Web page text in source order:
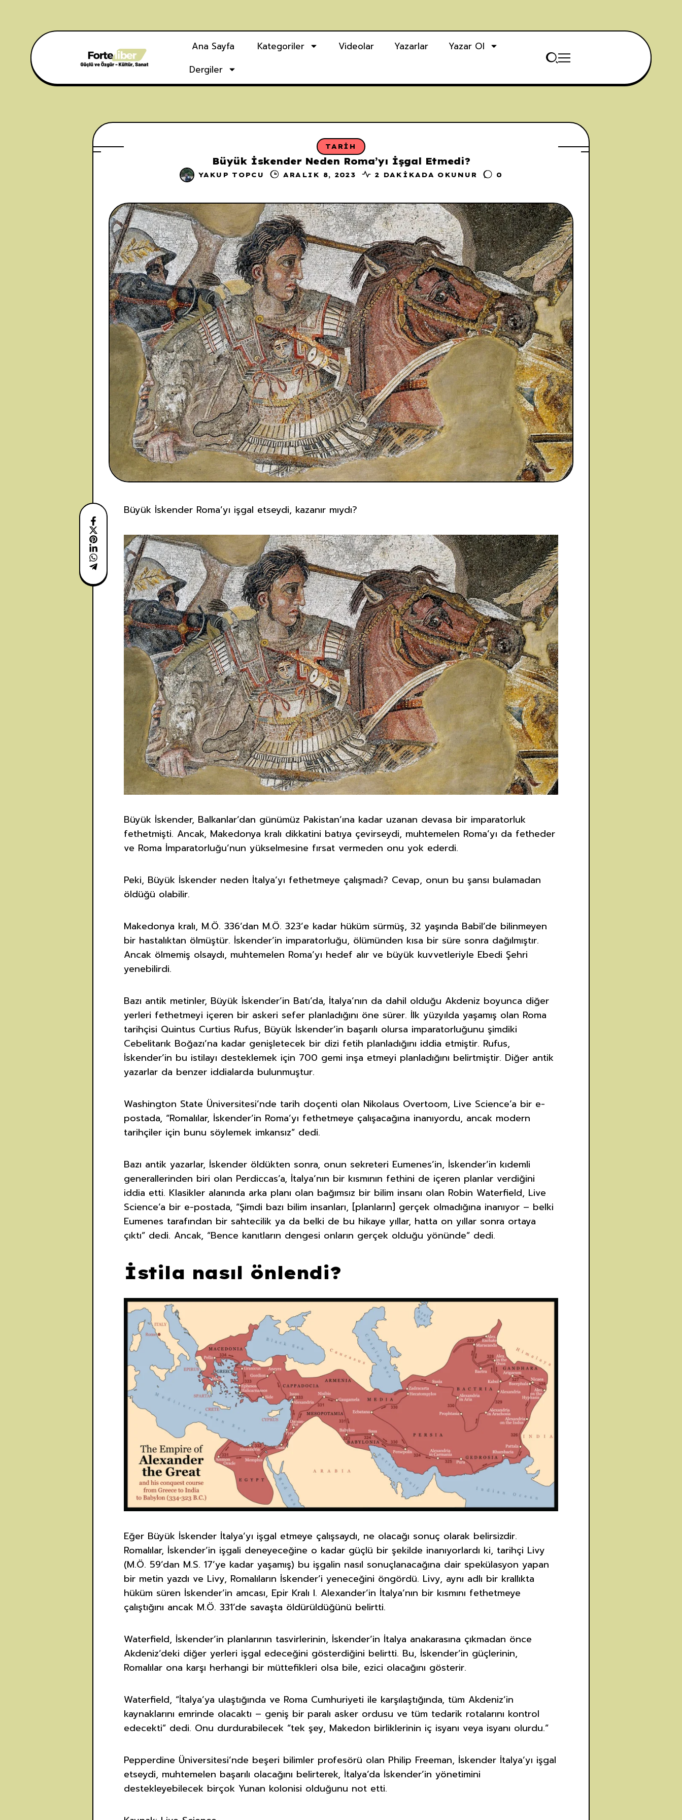
Ana Sayfa Kategoriler Videolar Yazarlar
Yazar Ol
Dergiler
TARIH
Büyük İskender Neden Roma’yı İşgal Etmedi?
YAKUP TOPCU ARALIK 8, 2023 2 DAKIKADA OKUNUR 0
Büyük İskender Roma’yı işgal etseydi, kazanır mıydı?
Büyük İskender, Balkanlar’dan günümüz Pakistan’ına kadar uzanan devasa bir imparatorluk
fethetmişti. Ancak, Makedonya kralı dikkatini batıya çevirseydi, muhtemelen Roma’yı da fetheder
ve Roma İmparatorluğu’nun yükselmesine fırsat vermeden onu yok ederdi.
Peki, Büyük İskender neden İtalya’yı fethetmeye çalışmadı? Cevap, onun bu şansı bulamadan
öldüğü olabilir.
Makedonya kralı, M.Ö. 336’dan M.Ö. 323’e kadar hüküm sürmüş, 32 yaşında Babil’de bilinmeyen
bir hastalıktan ölmüştür. İskender’in imparatorluğu, ölümünden kısa bir süre sonra dağılmıştır.
Ancak ölmemiş olsaydı, muhtemelen Roma’yı hedef alır ve büyük kuvvetleriyle Ebedi Şehri
yenebilirdi.
Bazı antik metinler, Büyük İskender’in Batı’da, İtalya’nın da dahil olduğu Akdeniz boyunca diğer
yerleri fethetmeyi içeren bir askeri sefer planladığını öne sürer. İlk yüzyılda yaşamış olan Roma
tarihçisi Quintus Curtius Rufus, Büyük İskender’in başarılı olursa imparatorluğunu şimdiki
Cebelitarık Boğazı’na kadar genişletecek bir dizi fetih planladığını iddia etmiştir. Rufus,
İskender’in bu istilayı desteklemek için 700 gemi inşa etmeyi planladığını belirtmiştir. Diğer antik
yazarlar da benzer iddialarda bulunmuştur.
Washington State Üniversitesi’nde tarih doçenti olan Nikolaus Overtoom, Live Science’a bir e-
postada, “Romalılar, İskender’in Roma’yı fethetmeye çalışacağına inanıyordu, ancak modern
tarihçiler için bunu söylemek imkansız” dedi.
Bazı antik yazarlar, İskender öldükten sonra, onun sekreteri Eumenes’in, İskender’in kıdemli
generallerinden biri olan Perdiccas’a, İtalya’nın bir kısmının fethini de içeren planlar verdiğini
iddia etti. Klasikler alanında arka planı olan bağımsız bir bilim insanı olan Robin Waterfield, Live
Science’a bir e-postada, “Şimdi bazı bilim insanları, [planların] gerçek olmadığına inanıyor – belki
Eumenes tarafından bir sahtecilik ya da belki de bu hikaye yıllar, hatta on yıllar sonra ortaya
çıktı” dedi. Ancak, “Bence kanıtların dengesi onların gerçek olduğu yönünde” dedi.
İstila nasıl önlendi?
Eğer Büyük İskender İtalya’yı işgal etmeye çalışsaydı, ne olacağı sonuç olarak belirsizdir.
Romalılar, İskender’in işgali deneyeceğine o kadar güçlü bir şekilde inanıyorlardı ki, tarihçi Livy
(M.Ö. 59’dan M.S. 17’ye kadar yaşamış) bu işgalin nasıl sonuçlanacağına dair spekülasyon yapan
bir metin yazdı ve Livy, Romalıların İskender’i yeneceğini öngördü. Livy, aynı adlı bir krallıkta
hüküm süren İskender’in amcası, Epir Kralı I. Alexander’in İtalya’nın bir kısmını fethetmeye
çalıştığını ancak M.Ö. 331’de savaşta öldürüldüğünü belirtti.
Waterfield, İskender’in planlarının tasvirlerinin, İskender’in İtalya anakarasına çıkmadan önce
Akdeniz’deki diğer yerleri işgal edeceğini gösterdiğini belirtti. Bu, İskender’in güçlerinin,
Romalılar ona karşı herhangi bir müttefikleri olsa bile, ezici olacağını gösterir.
Waterfield, “İtalya’ya ulaştığında ve Roma Cumhuriyeti ile karşılaştığında, tüm Akdeniz’in
kaynaklarını emrinde olacaktı – geniş bir paralı asker ordusu ve tüm tedarik rotalarını kontrol
edecekti” dedi. Onu durdurabilecek “tek şey, Makedon birliklerinin iç isyanı veya isyanı olurdu.”
Pepperdine Üniversitesi’nde beşeri bilimler profesörü olan Philip Freeman, İskender İtalya’yı işgal
etseydi, muhtemelen başarılı olacağını belirterek, İtalya’da İskender’in yönetimini
destekleyebilecek birçok Yunan kolonisi olduğunu not etti.